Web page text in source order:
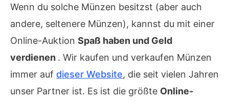
Wenn du solche Münzen besitzst (aber auch
andere, seltenere Münzen), kannst du mit einer
Online-Auktion Spaß haben und Geld
verdienen . Wir kaufen und verkaufen Münzen
immer auf dieser Website, die seit vielen Jahren
unser Partner ist. Es ist die größte Online-